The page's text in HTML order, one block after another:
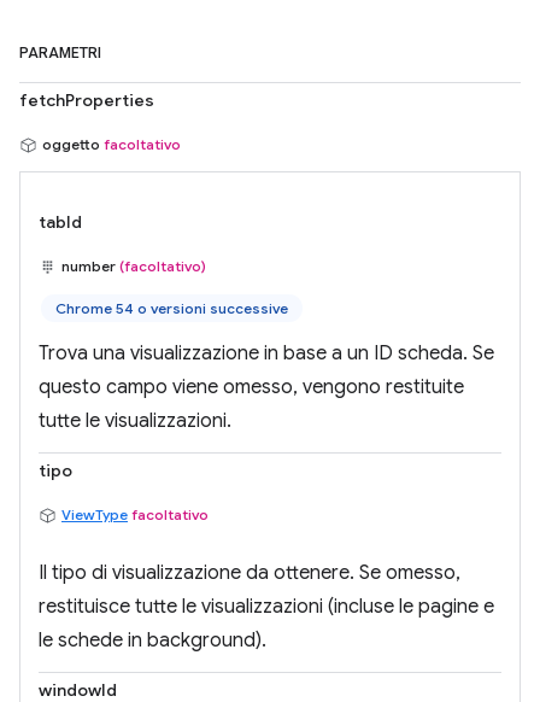
PARAMETRI
fetchProperties
oggetto facoltativo
tabId
number (facoltativo)
Chrome 54 o versioni successive
Trova una visualizzazione in base a un ID scheda. Se
questo campo viene omesso, vengono restituite
tutte le visualizzazioni.
tipo
ViewType facoltativo
Il tipo di visualizzazione da ottenere. Se omesso,
restituisce tutte le visualizzazioni (incluse le pagine e
le schede in background).
windowId